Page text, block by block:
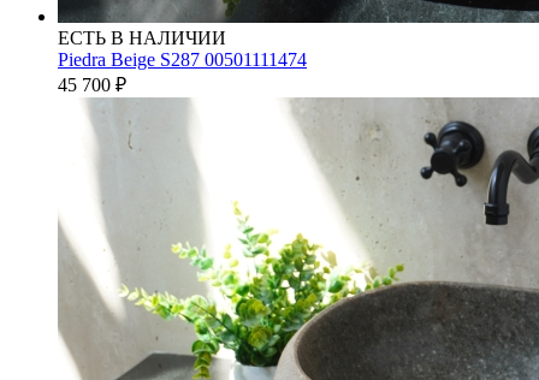
ЕСТЬ В НАЛИЧИИ
Piedra Beige S287 00501111474
45 700 ₽